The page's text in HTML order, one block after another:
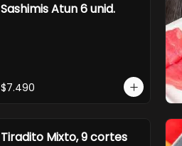
Sashimis Atun 6 unid.
$7.490
Tiradito Mixto, 9 cortes